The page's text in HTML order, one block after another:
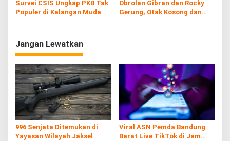
Survei CSIS Ungkap PKB Tak
Populer di Kalangan Muda
Obrolan Gibran dan Rocky
Gerung, Otak Kosong dan
Jangan Lewatkan
996 Senjata Ditemukan di
Yayasan Wilayah Jaksel
Viral ASN Pemda Bandung
Barat Live TikTok di Jam